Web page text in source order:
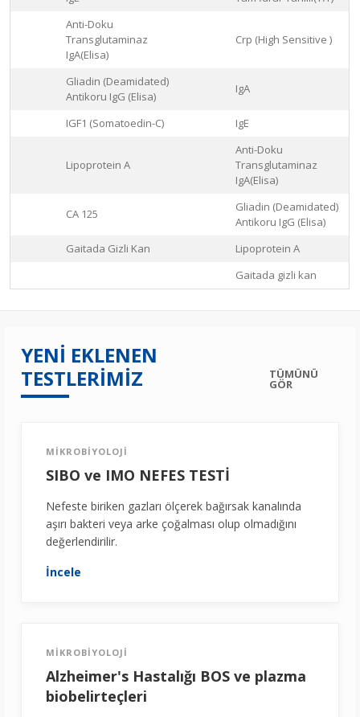
Anti-Doku
Transglutaminaz
IgA(Elisa)
Crp (High Sensitive )
Gliadin (Deamidated)
Antikoru IgG (Elisa)
IgA
IGF1 (Somatoedin-C) IgE
Lipoprotein A
Anti-Doku
Transglutaminaz
IgA(Elisa)
CA 125
Gliadin (Deamidated)
Antikoru IgG (Elisa)
Gaitada Gizli Kan
Lipoprotein A
Gaitada gizli kan
YENİ EKLENEN
TESTLERİMİZ
TÜMÜNÜ
GÖR
MİKROBİYOLOJİ
SIBO ve IMO NEFES TESTİ
Nefeste biriken gazları ölçerek bağırsak kanalında
aşırı bakteri veya arke çoğalması olup olmadığını
değerlendirilir.
İncele
MİKROBİYOLOJİ
Alzheimer's Hastalığı BOS ve plazma
biobelirteçleri